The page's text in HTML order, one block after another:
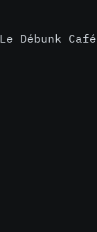
Le Débunk Café